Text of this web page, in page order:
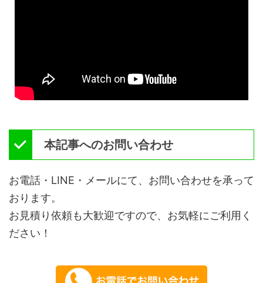
本記事へのお問い合わせ
お電話・LINE・メールにて、お問い合わせを承って
おります。
お見積り依頼も大歓迎ですので、お気軽にご利用く
ださい！